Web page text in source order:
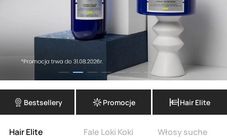
Bestsellery Promocje Hair Elite
Hair Elite Fale Loki Koki Włosy suche